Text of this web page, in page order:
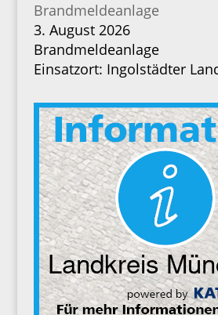
Brandmeldeanlage
3. August 2026
Brandmeldeanlage
Einsatzort: Ingolstädter